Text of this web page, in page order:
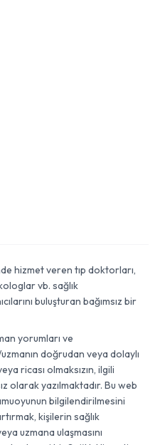
hizmet veren tıp doktorları,
vb. sağlık
buluşturan bağımsız bir
yorumları ve
doğrudan veya dolaylı
ricası olmaksızın, ilgili
olarak yazılmaktadır. Bu web
bilgilendirilmesini
kişilerin sağlık
uzmana ulaşmasını